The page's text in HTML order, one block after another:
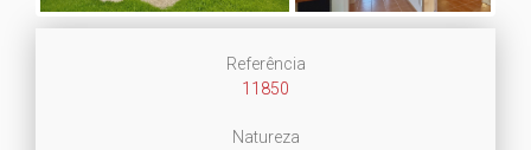
Next
Referência
11850
Natureza